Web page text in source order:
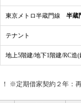
東京メトロ半蔵門線 半蔵
テナント
地上5階建/地下1階建/RC造
※定期借家契約２年：